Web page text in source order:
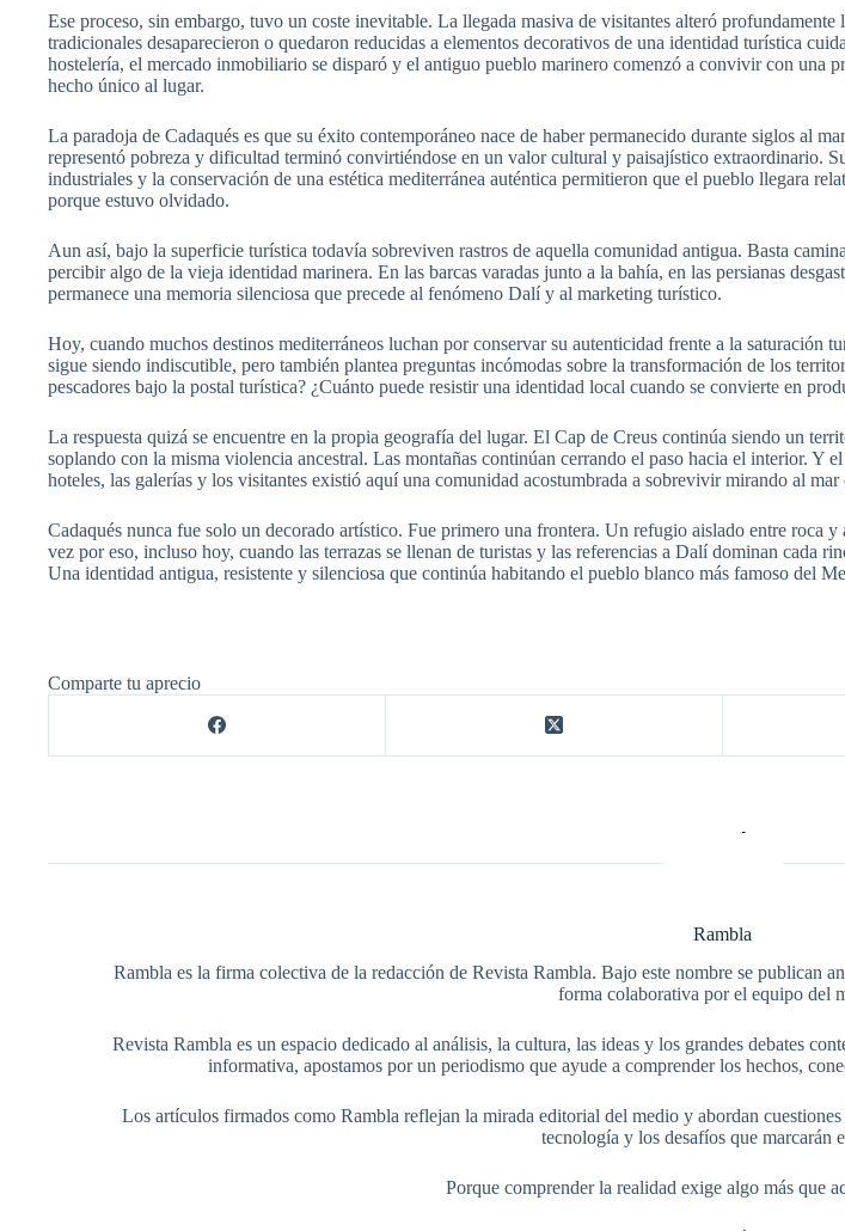
Ese proceso, sin embargo, tuvo un coste inevitable. La llegada masiva de visitantes alteró
tradicionales desaparecieron o quedaron reducidas a elementos decorativos de una identidad turística
hostelería, el mercado inmobiliario se disparó y el antiguo pueblo marinero comenzó a convivir con una
hecho único al lugar.
La paradoja de Cadaqués es que su éxito contemporáneo nace de haber permanecido durante siglos al
representó pobreza y dificultad terminó convirtiéndose en un valor cultural y paisajístico extraordinario.
industriales y la conservación de una estética mediterránea auténtica permitieron que el pueblo llegara
porque estuvo olvidado.
Aun así, bajo la superficie turística todavía sobreviven rastros de aquella comunidad antigua. Basta
percibir algo de la vieja identidad marinera. En las barcas varadas junto a la bahía, en las persianas
permanece una memoria silenciosa que precede al fenómeno Dalí y al marketing turístico.
Hoy, cuando muchos destinos mediterráneos luchan por conservar su autenticidad frente a la saturación
sigue siendo indiscutible, pero también plantea preguntas incómodas sobre la transformación de los
pescadores bajo la postal turística? ¿Cuánto puede resistir una identidad local cuando se convierte en
La respuesta quizá se encuentre en la propia geografía del lugar. El Cap de Creus continúa siendo un
soplando con la misma violencia ancestral. Las montañas continúan cerrando el paso hacia el interior. Y
hoteles, las galerías y los visitantes existió aquí una comunidad acostumbrada a sobrevivir mirando al mar
Cadaqués nunca fue solo un decorado artístico. Fue primero una frontera. Un refugio aislado entre roca
vez por eso, incluso hoy, cuando las terrazas se llenan de turistas y las referencias a Dalí dominan cada
Una identidad antigua, resistente y silenciosa que continúa habitando el pueblo blanco más famoso del
Comparte tu aprecio
Rambla
Rambla es la firma colectiva de la redacción de Revista Rambla. Bajo este nombre se publican
forma colaborativa por el equipo del
Revista Rambla es un espacio dedicado al análisis, la cultura, las ideas y los grandes debates
informativa, apostamos por un periodismo que ayude a comprender los hechos,
Los artículos firmados como Rambla reflejan la mirada editorial del medio y abordan
tecnología y los desafíos que marcarán
Porque comprender la realidad exige algo más que